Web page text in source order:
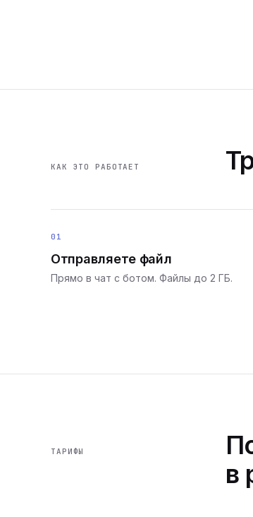
КАК ЭТО РАБОТАЕТ
01
Отправляете файл
Прямо в чат с ботом. Файлы до 2 ГБ.
ТАРИФЫ
в